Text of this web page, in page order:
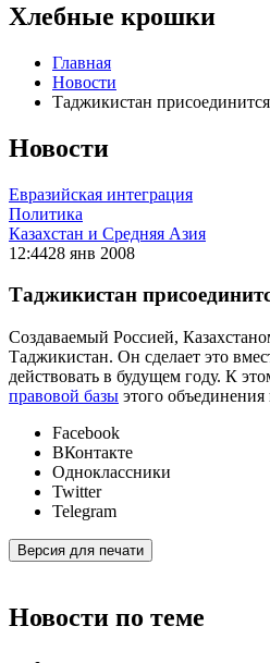
Хлебные крошки
Главная
Новости
Таджикистан
Новости
Евразийская интеграция
Политика
Казахстан и Средняя Азия
12:4428 янв 2008
Таджикистан
Создаваемый Россией,
Таджикистан. Он сделает это
действовать в будущем году. К
правовой базы этого
Facebook
ВКонтакте
Одноклассники
Twitter
Telegram
Версия для печати
Новости по теме